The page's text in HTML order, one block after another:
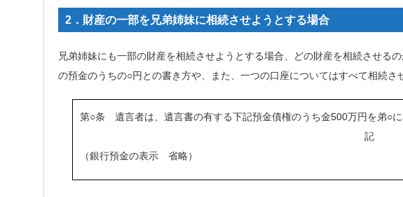
2．財産の一部を兄弟姉妹に相続させようとする場合
兄弟姉妹にも一部の財産を相続させようとする場合、どの財産を相続させる
の預金のうちの○円との書き方や、また、一つの口座についてはすべて相続さ
第○条 遺言者は、遺言書の有する下記預金債権のうち金500万円を弟○に
記
（銀行預金の表示 省略）